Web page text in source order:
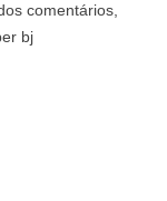
comentários,
bj